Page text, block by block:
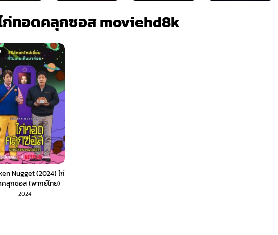
ก่ทอดคลุกซอส moviehd8k
Nugget (2024) ไก่
ลุกซอส (พากย์ไทย)
2024